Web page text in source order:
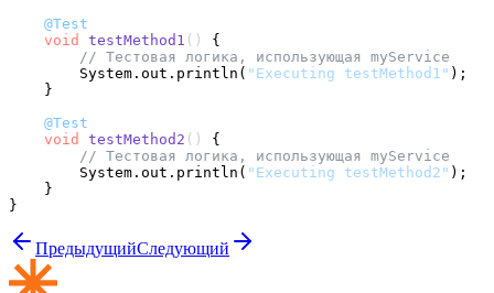
@Test
void
testMethod1 ()
{
// Тестовая логика, использующая myService
        System.out.println(
"Executing testMethod1" );
    }
@Test
void
testMethod2 ()
{
// Тестовая логика, использующая myService
        System.out.println(
"Executing testMethod2" );
    }
ПредыдущийСледующий